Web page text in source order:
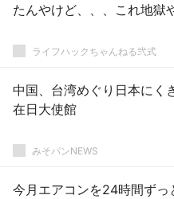
たんやけど、、、これ地獄
ライフハックちゃんねる弐式
中国、台湾めぐり日本に
在日大使館
みそパンNEWS
今月エアコンを24時間ず